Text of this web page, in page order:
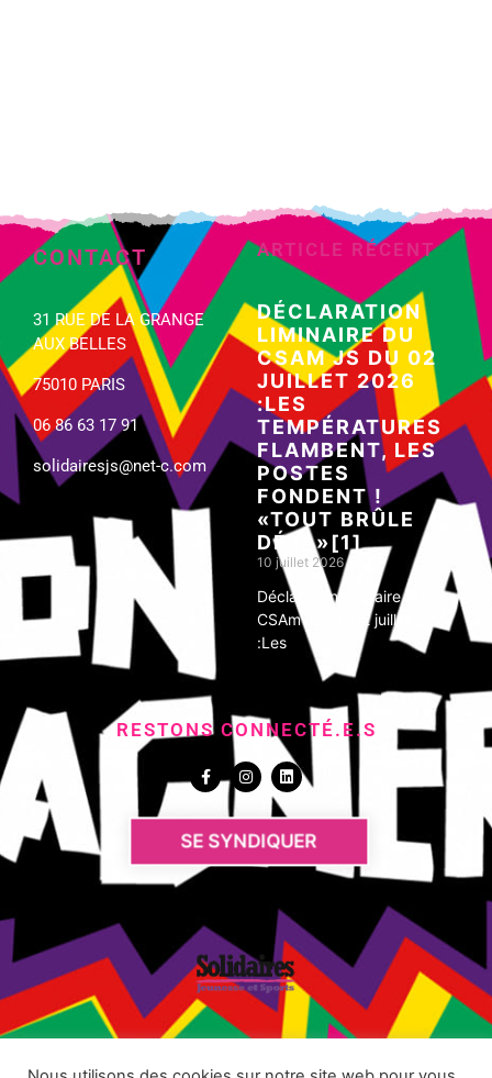
CONTACT
31 RUE DE LA GRANGE
AUX BELLES
75010 PARIS
06 86 63 17 91
solidairesjs@net-c.com
ARTICLE RÉCENT
DÉCLARATION
LIMINAIRE DU
CSAM JS DU 02
JUILLET 2026
:LES
TEMPÉRATURES
FLAMBENT, LES
POSTES
FONDENT !
«TOUT BRÛLE
DÉJÀ»[1]
10 juillet 2026
Déclaration liminaire du
CSAm JS du 02 juillet 2026
:Les
RESTONS CONNECTÉ.E.S
SE SYNDIQUER